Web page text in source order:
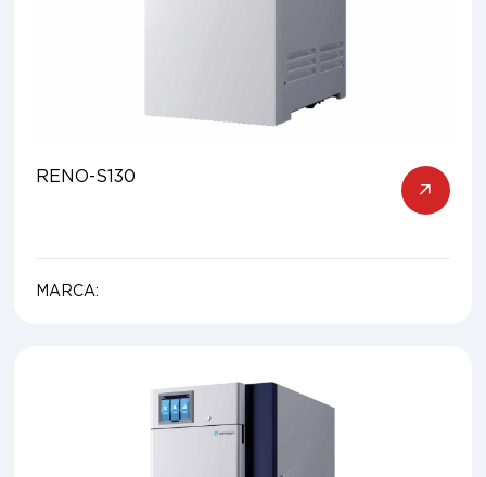
RENO-S130
MARCA: